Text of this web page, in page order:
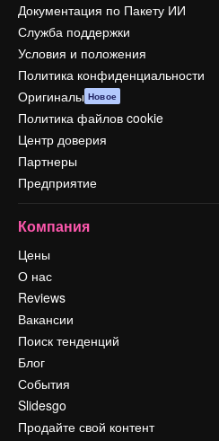
Документация по Пакету ИИ
Служба поддержки
Условия и положения
Политика конфиденциальности
Оригиналы Новое
Политика файлов cookie
Центр доверия
Партнеры
Предприятие
Компания
Цены
О нас
Reviews
Вакансии
Поиск тенденций
Блог
События
Slidesgo
Продайте свой контент